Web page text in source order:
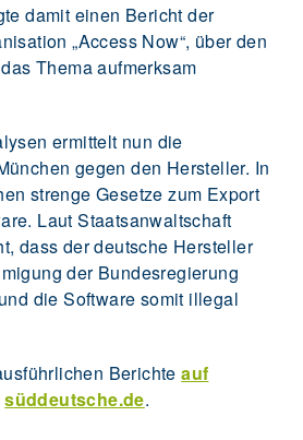
damit einen Bericht der
„Access Now“, über den
Thema aufmerksam
ermittelt nun die
gegen den Hersteller. In
strenge Gesetze zum Export
Laut Staatsanwaltschaft
dass der deutsche Hersteller
der Bundesregierung
die Software somit illegal
Berichteauf
süddeutsche.de.